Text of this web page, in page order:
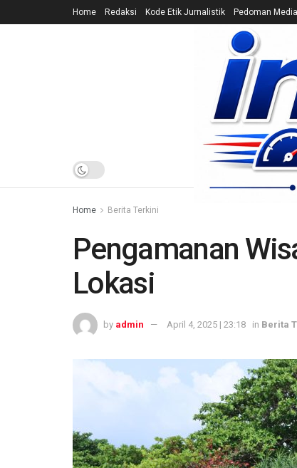
Home Redaksi Kode Etik Jurnalistik Pedoman
HOME NEWS
Home Berita Terkini
Pengamanan
Lokasi
by admin April 4, 2025 | 23:18 in Berita